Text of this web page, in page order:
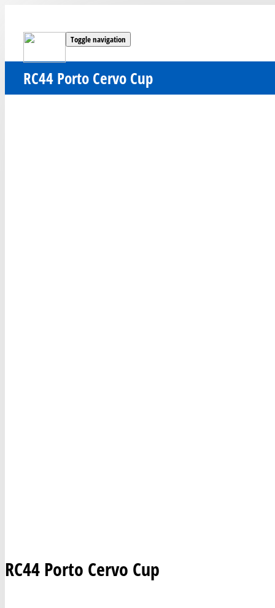
Toggle navigation
RC44 Porto Cervo Cup
RC44 Porto Cervo Cup